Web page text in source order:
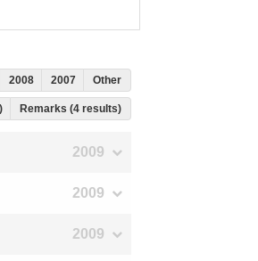
2008 2007 Other
Remarks (4 results)
2009
2009
2009